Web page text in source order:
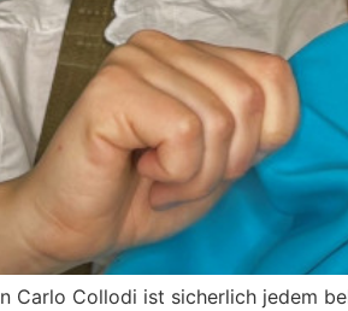
Carlo Collodi ist sicherlich jedem